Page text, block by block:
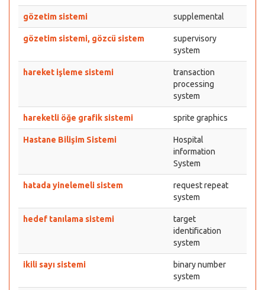
gözetim sistemi supplemental
gözetim sistemi, gözcü sistem
supervisory
system
hareket işleme sistemi
transaction
processing
system
hareketli öğe grafik sistemi sprite graphics
Hastane Bilişim Sistemi
Hospital
information
System
hatada yinelemeli sistem
request repeat
system
hedef tanılama sistemi
target
identification
system
ikili sayı sistemi
binary number
system